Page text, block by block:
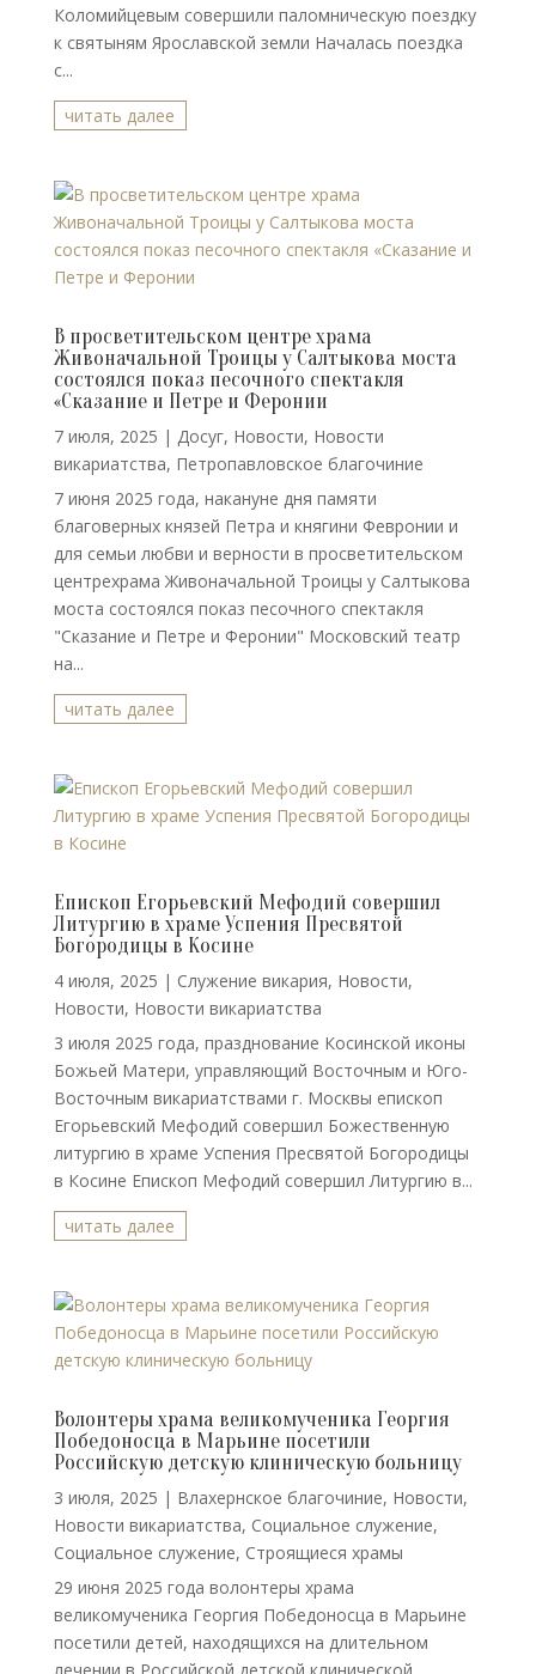
Коломийцевым совершили паломническую поездку
к святыням Ярославской земли Началась поездка
с...
читать далее
В просветительском центре храма
Живоначальной Троицы у Салтыкова моста
состоялся показ песочного спектакля
«Сказание и Петре и Феронии
7 июля, 2025 | Досуг, Новости, Новости
викариатства, Петропавловское благочиние
7 июня 2025 года, накануне дня памяти
благоверных князей Петра и княгини Февронии и
для семьи любви и верности в просветительском
центрехрама Живоначальной Троицы у Салтыкова
моста состоялся показ песочного спектакля
"Сказание и Петре и Феронии" Московский театр
на...
читать далее
Епископ Егорьевский Мефодий совершил
Литургию в храме Успения Пресвятой
Богородицы в Косине
4 июля, 2025 | Cлужение викария, Новости,
Новости, Новости викариатства
3 июля 2025 года, празднование Косинской иконы
Божьей Матери, управляющий Восточным и Юго-
Восточным викариатствами г. Москвы епископ
Егорьевский Мефодий совершил Божественную
литургию в храме Успения Пресвятой Богородицы
в Косине Епископ Мефодий совершил Литургию в...
читать далее
Волонтеры храма великомученика Георгия
Победоносца в Марьине посетили
Российскую детскую клиническую больницу
3 июля, 2025 | Влахернское благочиние, Новости,
Новости викариатства, Социальное служение,
Социальное служение, Строящиеся храмы
29 июня 2025 года волонтеры храма
великомученика Георгия Победоносца в Марьине
посетили детей, находящихся на длительном